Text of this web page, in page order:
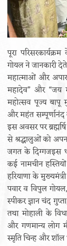
पूरा
गोयल ने जानकारी
महात्माओं और
महादेव” और “जय
महोत्सव पूज्य बापू
और महंत सम्पूर्णानंद
इस अवसर पर
से श्रद्धालुओं को
जगत के दिग्गजइस
कई नामचीन
हरियाणा के
पवार व विपुल
स्पीकर ज्ञान चंद
तथा मोहाली के
और गणमान्य लोग
स्मृति चिन्ह और शॉल